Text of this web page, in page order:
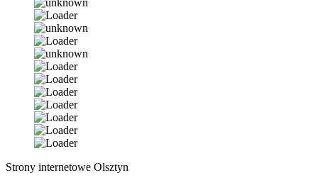
Strony internetowe Olsztyn